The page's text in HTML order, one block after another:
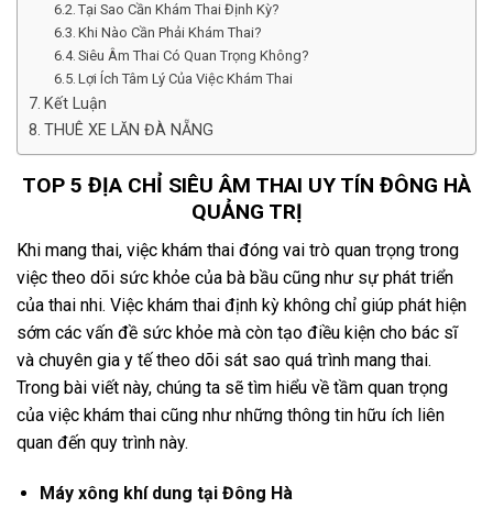
Tại Sao Cần Khám Thai Định Kỳ?
Khi Nào Cần Phải Khám Thai?
Siêu Âm Thai Có Quan Trọng Không?
Lợi Ích Tâm Lý Của Việc Khám Thai
Kết Luận
THUÊ XE LĂN ĐÀ NẴNG
TOP 5 ĐỊA CHỈ SIÊU ÂM THAI UY TÍN ĐÔNG HÀ
QUẢNG TRỊ
Khi mang thai, việc khám thai đóng vai trò quan trọng trong
việc theo dõi sức khỏe của bà bầu cũng như sự phát triển
của thai nhi. Việc khám thai định kỳ không chỉ giúp phát hiện
sớm các vấn đề sức khỏe mà còn tạo điều kiện cho bác sĩ
và chuyên gia y tế theo dõi sát sao quá trình mang thai.
Trong bài viết này, chúng ta sẽ tìm hiểu về tầm quan trọng
của việc khám thai cũng như những thông tin hữu ích liên
quan đến quy trình này.
Máy xông khí dung tại Đông Hà